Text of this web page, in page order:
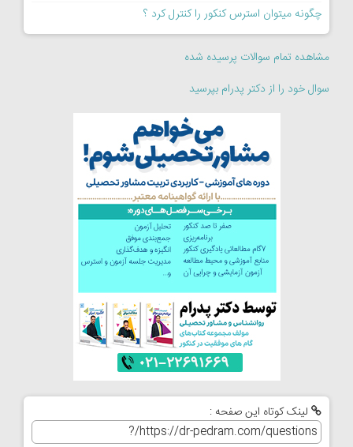
چگونه میتوان استرس کنکور را کنترل کرد ؟
مشاهده تمام سوالات پرسیده شده
سوال خود را از دکتر پدرام بپرسید
لینک کوتاه این صفحه :